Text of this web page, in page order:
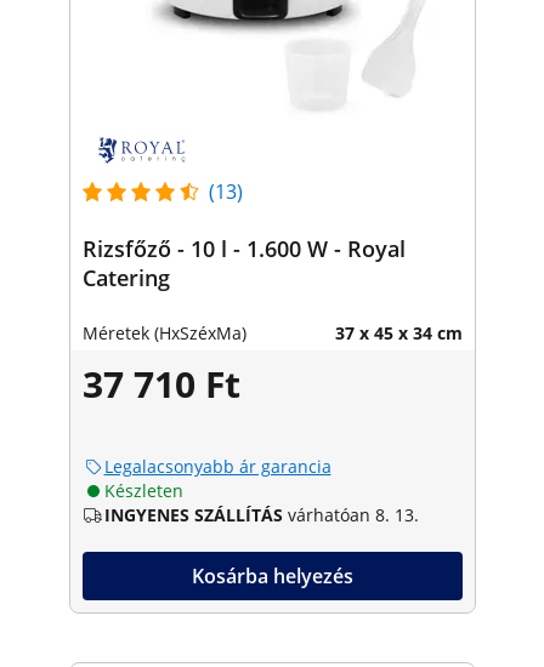
(13)
Rizsfőző - 10 l - 1.600 W - Royal
Catering
Méretek (HxSzéxMa) 37 x 45 x 34 cm
37 710 Ft
Legalacsonyabb ár garancia
Készleten
INGYENES SZÁLLÍTÁS várhatóan 8. 13.
Kosárba helyezés